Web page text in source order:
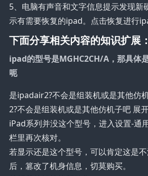
5、电脑有声音和文字信息提示发现新
示有需要恢复的ipad。点击恢复进行
下面分享相关内容的知识扩展：
ipad的型号是MGHC2CH/A，那具体
呃
是ipadair2?不会是组装机或是其他仿
2?不会是组装机或是其他仿机子吧 展
iPad系列并没这个型号，进入设置-通
栏里再次核对。
若显示还是这个型号，可以肯定这是
后，篡改了机身信息，切莫购买。